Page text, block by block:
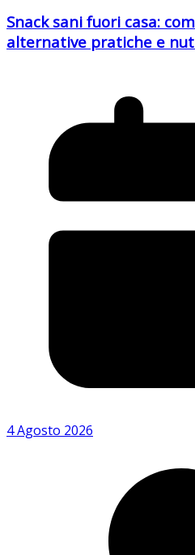
Snack sani fuori casa:
alternative pratiche e
4 Agosto 2026